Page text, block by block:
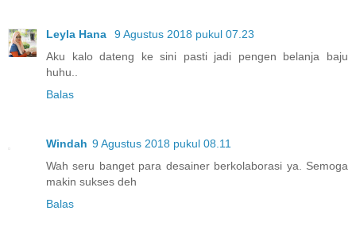
Leyla Hana
9 Agustus 2018 pukul 07.23
Aku kalo dateng ke sini pasti jadi pengen belanja baju
huhu..
Balas
Windah 9 Agustus 2018 pukul 08.11
Wah seru banget para desainer berkolaborasi ya. Semoga
makin sukses deh
Balas